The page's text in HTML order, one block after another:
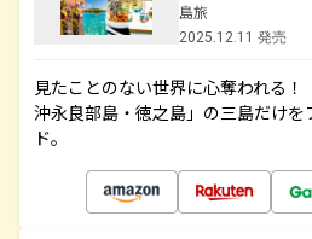
島旅
2025.12.11 発売
見たことのない世界に心奪われる
沖永良部島・徳之島」の三島だけ
ド。